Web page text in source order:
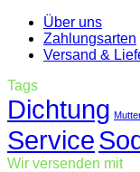
Über uns
Zahlungsarten
Versand &
Tags
Dichtung
Service
Wir versenden mit